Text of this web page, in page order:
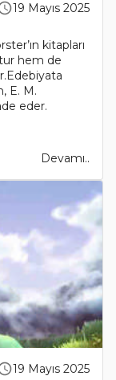
19 Mayıs 2025
kitapları
hem de
E. M.
eder.
Devamı..
19 Mayıs 2025